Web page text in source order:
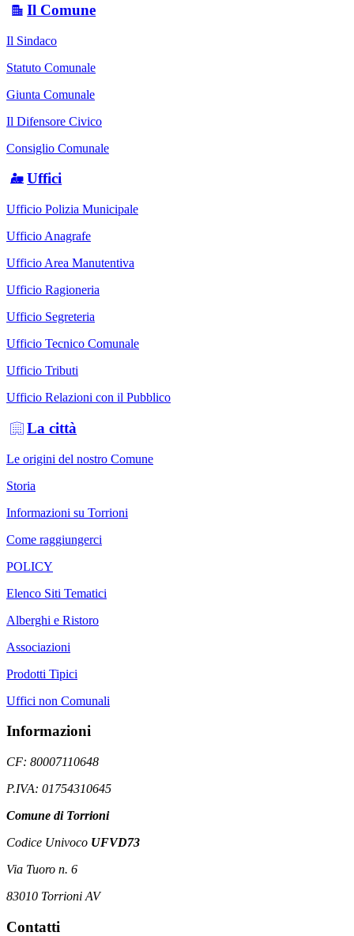
Il Comune
Il Sindaco
Statuto Comunale
Giunta Comunale
Il Difensore Civico
Consiglio Comunale
Uffici
Ufficio Polizia Municipale
Ufficio Anagrafe
Ufficio Area Manutentiva
Ufficio Ragioneria
Ufficio Segreteria
Ufficio Tecnico Comunale
Ufficio Tributi
Ufficio Relazioni con il Pubblico
La città
Le origini del nostro Comune
Storia
Informazioni su Torrioni
Come raggiungerci
POLICY
Elenco Siti Tematici
Alberghi e Ristoro
Associazioni
Prodotti Tipici
Uffici non Comunali
Informazioni
CF: 80007110648
P.IVA: 01754310645
Comune di Torrioni
Codice Univoco UFVD73
Via Tuoro n. 6
83010 Torrioni AV
Contatti